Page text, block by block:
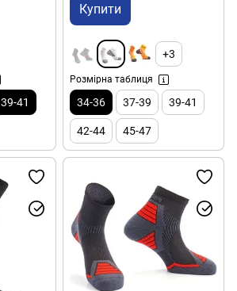
39-41
Купити
+3
Розмірна таблиця
34-36 37-39 39-41
42-44 45-47